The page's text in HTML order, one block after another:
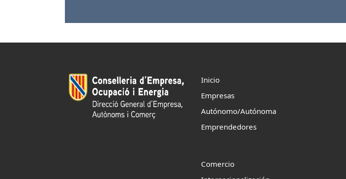
Inicio
Empresas
Autónomo/Autónoma
Emprendedores
Comercio